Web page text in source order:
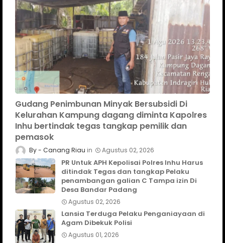
Gudang Penimbunan Minyak Bersubsidi Di
Kelurahan Kampung dagang diminta Kapolres
Inhu bertindak tegas tangkap pemilik dan
pemasok
Canang Riau Agustus 02, 2026
PR Untuk APH Kepolisai Polres Inhu Harus
ditindak Tegas dan tangkap Pelaku
penambangan galian C Tampa izin Di
Desa Bandar Padang
Agustus 02, 2026
Lansia Terduga Pelaku Penganiayaan di
Agam Dibekuk Polisi
Agustus 01, 2026